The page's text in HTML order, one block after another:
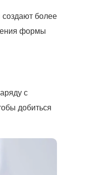
более
формы
с
добиться